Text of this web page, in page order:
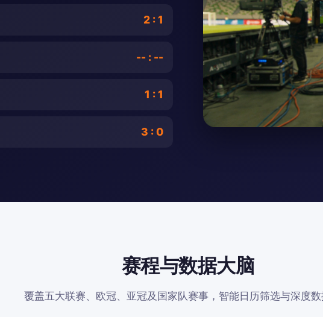
2 : 1
-- : --
1 : 1
3 : 0
赛程与数据大脑
覆盖五大联赛、欧冠、亚冠及国家队赛事，智能日历筛选与深度